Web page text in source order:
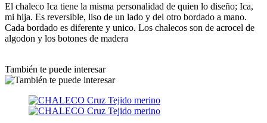
El chaleco Ica tiene la misma personalidad de quien lo diseño; Ica,
mi hija. Es reversible, liso de un lado y del otro bordado a mano.
Cada bordado es diferente y unico. Los chalecos son de acrocel de
algodon y los botones de madera
También te puede interesar